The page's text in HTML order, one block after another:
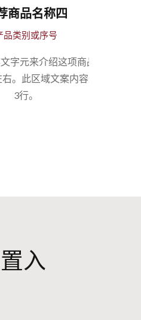
四
这项商品。中文内
案内容最多仅显示
入